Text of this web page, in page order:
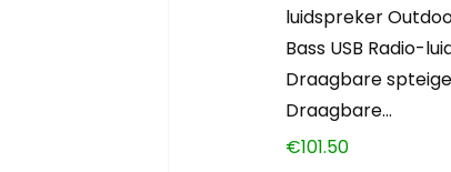
luidspreker
Bass USB Radio-
Draagbare
Draagbare…
€101.50